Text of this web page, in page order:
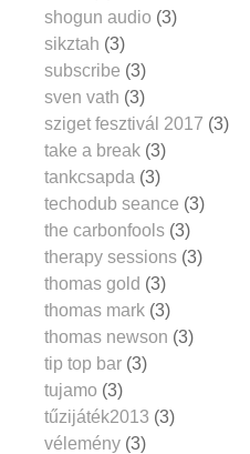
shogun audio (3)
sikztah (3)
subscribe (3)
sven vath (3)
sziget fesztivál 2017 (3)
take a break (3)
tankcsapda (3)
techodub seance (3)
the carbonfools (3)
therapy sessions (3)
thomas gold (3)
thomas mark (3)
thomas newson (3)
tip top bar (3)
tujamo (3)
tűzijáték2013 (3)
vélemény (3)